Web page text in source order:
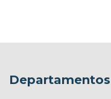
Departamentos